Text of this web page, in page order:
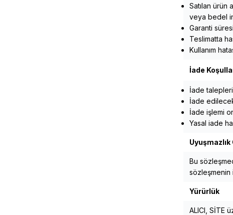
Satılan ürün
veya bedel
Garanti
Teslimatta
Kullanım
İade
İade
İade
İade işlemi
Yasal iade
Bu
Yürürlük
ALICI, SİTE